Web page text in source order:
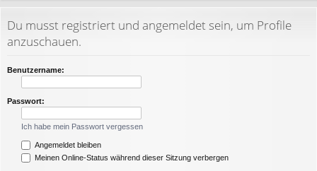
riff
Du musst registriert und angemeldet sein, um Profile
anzuschauen.
Benutzername:
Passwort:
Ich habe mein Passwort vergessen
Angemeldet bleiben
Meinen Online-Status während dieser Sitzung verbergen